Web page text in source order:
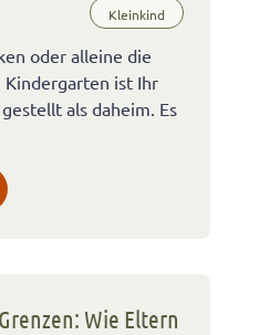
Kleinkind
oder alleine die
Kindergarten ist Ihr
als daheim. Es
Wie Eltern